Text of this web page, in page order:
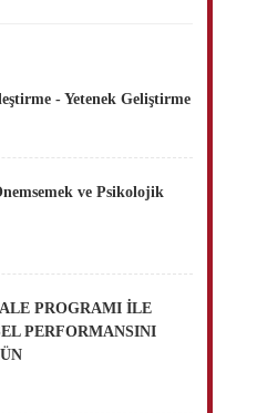
- Yetenek Geliştirme
ve Psikolojik
PROGRAMI İLE
PERFORMANSINI